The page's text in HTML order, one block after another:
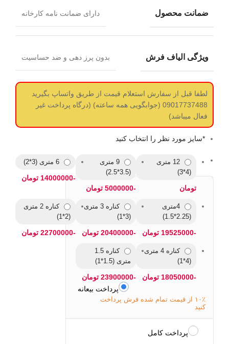
ضمانت محصول دارای ضمانت نامه کارخانه
ویژگی الیاف فرش بدون پرز دهی و ضد حساسیت
لطفا قبل از سفارش استعلام قیمت از طریق واتساپ بگیرید
09017737488 (جوابگویی همه ساعته) (درگاه پرداخت غیر
فعال میباشد)
*سایز مورد نظر را انتخاب کنید
12 متری
(4*3)
تومان
9 متری
(3.5*2.5)
-5000000 تومان
6 متری (3*2)
-14000000 تومان
4متری
(2.25*1.5)
-19525000 تومان
کناره 3 متری
(3*1)
-20400000 تومان
کناره 2 متری
(2*1)
-22700000 تومان
کناره 4 متری
(4*1)
-18050000 تومان
کناره 1.5
متری (1.5*1)
-23900000 تومان
پرداخت بیعانه
۱۰٪ از قیمت تمام شده فرش پرداخت
کنید
پرداخت کامل